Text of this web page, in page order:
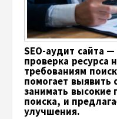
SEO-аудит сайта
проверка ресурса
требованиям
помогает
занимать высокие
поиска, и
улучшения.